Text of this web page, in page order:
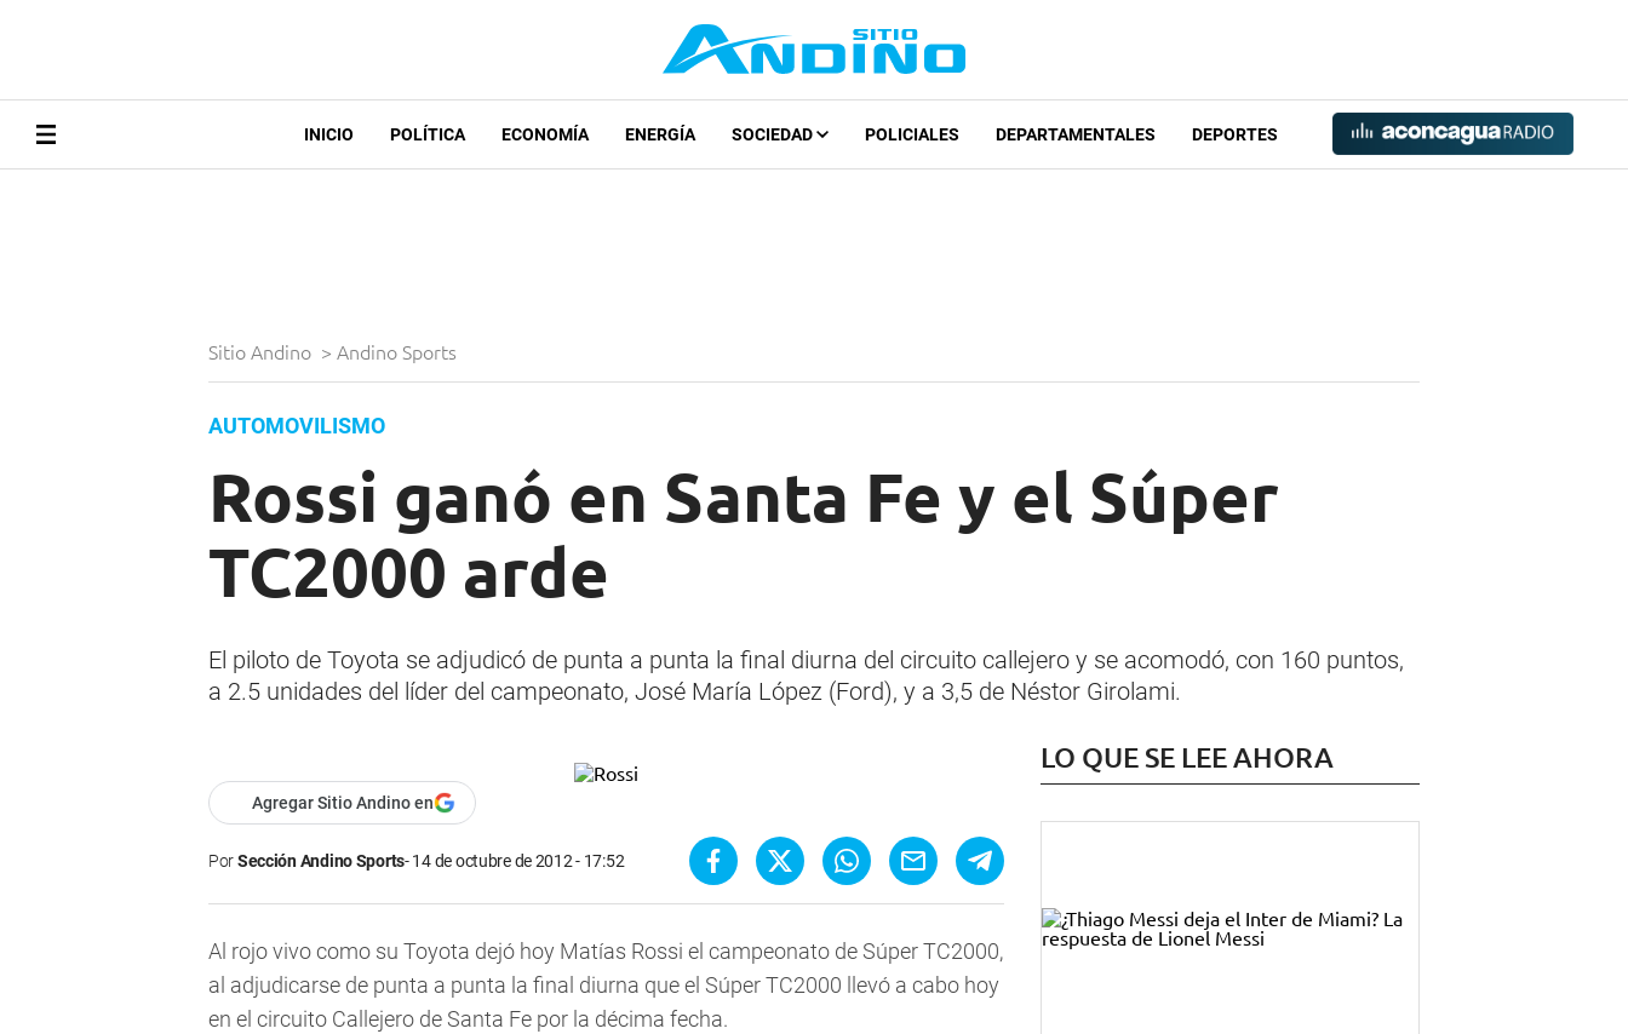
INICIO POLÍTICA ECONOMÍA ENERGÍA SOCIEDAD POLICIALES DEPARTAMENTALES DEPORTES
Sitio Andino > Andino Sports
AUTOMOVILISMO
Rossi ganó en Santa Fe y el Súper
TC2000 arde
El piloto de Toyota se adjudicó de punta a punta la final diurna del circuito callejero y se acomodó, con 160 puntos,
a 2.5 unidades del líder del campeonato, José María López (Ford), y a 3,5 de Néstor Girolami.
Agregar Sitio Andino en
PorSección Andino Sports 14 de octubre de 2012 - 17:52
Al rojo vivo como su Toyota dejó hoy Matías Rossi el campeonato de Súper TC2000,
al adjudicarse de punta a punta la final diurna que el Súper TC2000 llevó a cabo hoy
en el circuito Callejero de Santa Fe por la décima fecha.
LO QUE SE LEE AHORA